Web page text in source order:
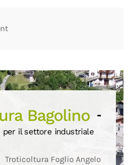
Bagolino
il settore industriale
Troticoltura Foglio Angelo